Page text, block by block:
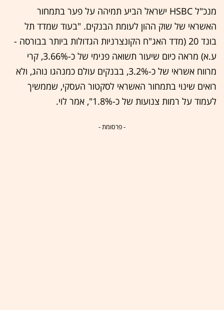
מנכ"ל HSBC ישראל הביע תמיהה על פער בתמחור
האשראי של שוק ההון לעומת הבנקים. "בעוד שמדד תל
בונד 20 (מדד האג"ח הקונצרניות הגדולות ביותר בבורסה -
ע.א) מראה כיום שיעור תשואה פנימי של כ-3.66%, קרי
מרווח אשראי של כ-3.2%, בבנקים עולם כמנהגו נוהג, ולא
רואים שינוי בתמחור האשראי לסקטור העסקי, שממשיך
לעמוד על רמות צנועות של כ-1.8%", אמר לוי.
- פרסומת -